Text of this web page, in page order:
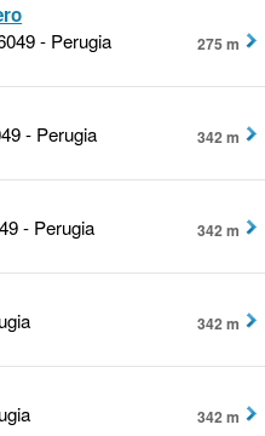
- Perugia
275 m
- Perugia
342 m
- Perugia
342 m
342 m
342 m